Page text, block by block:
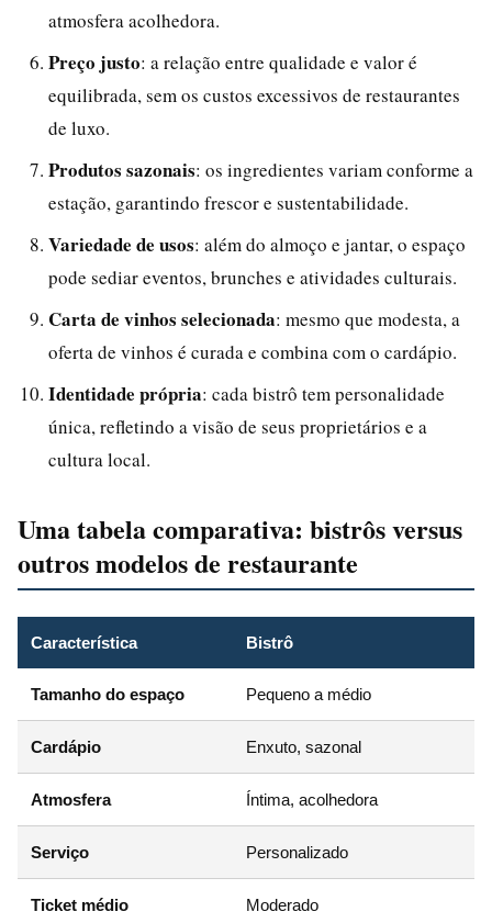
atmosfera acolhedora.
Preço justo: a relação entre qualidade e valor é
equilibrada, sem os custos excessivos de restaurantes
de luxo.
Produtos sazonais: os ingredientes variam conforme a
estação, garantindo frescor e sustentabilidade.
Variedade de usos: além do almoço e jantar, o espaço
pode sediar eventos, brunches e atividades culturais.
Carta de vinhos selecionada: mesmo que modesta, a
oferta de vinhos é curada e combina com o cardápio.
Identidade própria: cada bistrô tem personalidade
única, refletindo a visão de seus proprietários e a
cultura local.
Uma tabela comparativa: bistrôs versus
outros modelos de restaurante
Característica Bistrô
Tamanho do espaço Pequeno a médio
Cardápio Enxuto, sazonal
Atmosfera Íntima, acolhedora
Serviço Personalizado
Ticket médio Moderado